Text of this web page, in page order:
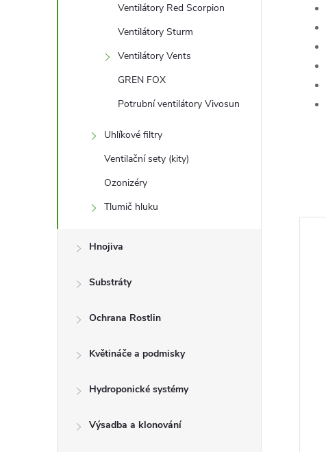
Ventilátory Red Scorpion
Ventilátory Sturm
Ventilátory Vents
GREN FOX
Potrubní ventilátory Vivosun
Uhlíkové filtry
Ventilační sety (kity)
Ozonizéry
Tlumič hluku
Hnojiva
Substráty
Ochrana Rostlin
Květináče a podmisky
Hydroponické systémy
Výsadba a klonování